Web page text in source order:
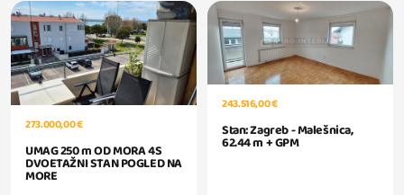
273.000,00 €
UMAG 250 m OD MORA 4S
DVOETAŽNI STAN POGLED NA
MORE
243.516,00 €
Stan: Zagreb - Malešnica,
62.44 m + GPM